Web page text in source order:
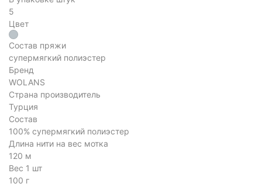
5
Цвет
Состав пряжи
супермягкий полиэстер
Бренд
WOLANS
Страна производитель
Турция
Состав
100% супермягкий полиэстер
Длина нити на вес мотка
120 м
Вес 1 шт
100 г